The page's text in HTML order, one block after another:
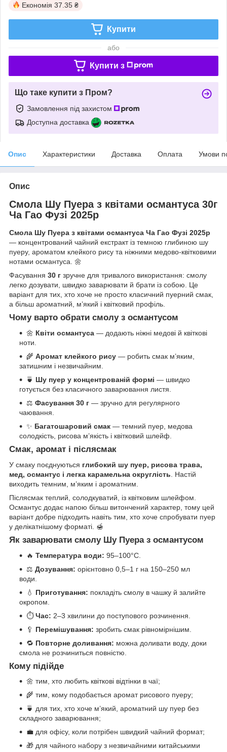
Економія 37.35 ₴
Купити
або
Купити з
Що таке купити з Пром?
Замовлення під захистом
Доступна доставка
Опис Характеристики Доставка Оплата Умови
Опис
Смола Шу Пуера з квітами османтуса 30г
Ча Гао Фузі 2025р
Смола Шу Пуера з квітами османтуса Ча Гао Фузі 2025р
— концентрований чайний екстракт із темною глибиною шу
пуеру, ароматом клейкого рису та ніжними медово-квітковими
нотами османтуса. 🌼
Фасування 30 г зручне для тривалого використання: смолу
легко дозувати, швидко заварювати й брати із собою. Це
варіант для тих, хто хоче не просто класичний пуерний смак,
а більш ароматний, м’який і квітковий профіль.
Чому варто обрати смолу з османтусом
🌼 Квіти османтуса — додають ніжні медові й квіткові
ноти.
🌾 Аромат клейкого рису — робить смак м’яким,
затишним і незвичайним.
🍵 Шу пуер у концентрованій формі — швидко
готується без класичного заварювання листя.
⚖️ Фасування 30 г — зручно для регулярного
чаювання.
✨ Багатошаровий смак — темний пуер, медова
солодкість, рисова м’якість і квітковий шлейф.
Смак, аромат і післясмак
У смаку поєднуються глибокий шу пуер, рисова трава,
мед, османтус і легка карамельна округлість . Настій
виходить темним, м’яким і ароматним.
Післясмак теплий, солодкуватий, із квітковим шлейфом.
Османтус додає напою більш витончений характер, тому цей
варіант добре підходить навіть тим, хто хоче спробувати пуер
у делікатнішому форматі. 🍯
Як заварювати смолу Шу Пуера з османтусом
🔥 Температура води: 95–100°C.
⚖️ Дозування: орієнтовно 0,5–1 г на 150–250 мл
води.
💧 Приготування: покладіть смолу в чашку й залийте
окропом.
⏱️Час: 2–3 хвилини до поступового розчинення.
🥄 Перемішування: зробить смак рівномірнішим.
🔁 Повторне доливання: можна доливати воду, доки
смола не розчиниться повністю.
Кому підійде
🌼 тим, хто любить квіткові відтінки в чаї;
🌾 тим, кому подобається аромат рисового пуеру;
🍵 для тих, хто хоче м’який, ароматний шу пуер без
складного заварювання;
💼 для офісу, коли потрібен швидкий чайний формат;
🎁 для чайного набору з незвичайними китайськими